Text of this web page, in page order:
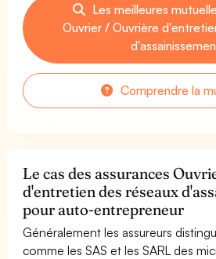
Les meilleures
Ouvrier / Ouvrière
Comprendre la
Le cas des assurances
d'entretien des réseaux
pour auto-entrepreneur
Généralement les assureurs
comme les SAS et les SARL des